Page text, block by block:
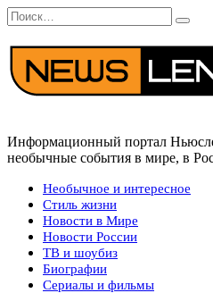
Перейти
к
содержанию
Search
for:
Информационный портал
необычные события в мире, в
Необычное и интересное
Стиль жизни
Новости в Мире
Новости России
ТВ и шоубиз
Биографии
Сериалы и фильмы